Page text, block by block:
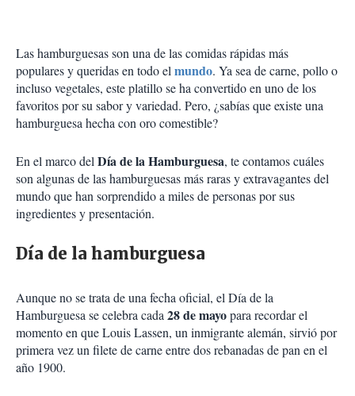
Las hamburguesas son una de las comidas rápidas más
populares y queridas en todo elmundo. Ya sea de carne, pollo o
incluso vegetales, este platillo se ha convertido en uno de los
favoritos por su sabor y variedad. Pero, ¿sabías que existe una
hamburguesa hecha con oro comestible?
En el marco delDía de la Hamburguesa, te contamos cuáles
son algunas de las hamburguesas más raras y extravagantes del
mundo que han sorprendido a miles de personas por sus
ingredientes y presentación.
Día de la hamburguesa
Aunque no se trata de una fecha oficial, el Día de la
Hamburguesa se celebra cada28 de mayopara recordar el
momento en que Louis Lassen, un inmigrante alemán, sirvió por
primera vez un filete de carne entre dos rebanadas de pan en el
año 1900.